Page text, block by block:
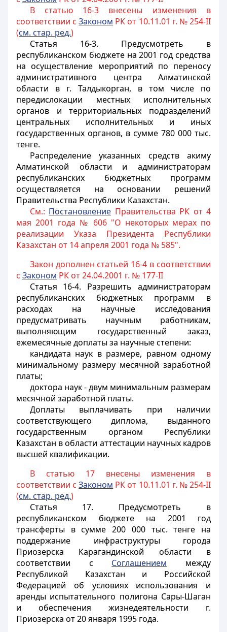
В статью 16-3 внесены изменения в
соответствии сЗаконом РК от 10.11.01 г. № 254-II
(см. стар. ред.)
Статья 16-3. Предусмотреть в
республиканском бюджете на 2001 год средства
на осуществление мероприятий по переносу
административного центра Алматинской
области в г. Талдыкорган, в том числе по
передислокации местных исполнительных
органов и территориальных подразделений
центральных исполнительных и иных
государственных органов, в сумме 780 000 тыс.
тенге.
Распределение указанных средств акиму
Алматинской области и администраторам
республиканских бюджетных программ
осуществляется на основании решений
Правительства Республики Казахстан.
См.: Постановление Правительства РК от 4
мая 2001 года № 606 "О некоторых мерах по
реализации Указа Президента Республики
Казахстан от 14 апреля 2001 года № 585".
Закон дополнен статьей 16-4 в соответствии
с Законом РК от 24.04.2001 г. № 177-II
Статья 16-4. Разрешить администраторам
республиканских бюджетных программ в
расходах на научные исследования
предусматривать научным работникам,
выполняющим государственный заказ,
ежемесячные доплаты за научные степени:
кандидата наук в размере, равном одному
минимальному размеру месячной заработной
платы;
доктора наук - двум минимальным размерам
месячной заработной платы.
Доплаты выплачивать при наличии
соответствующего диплома, выданного
государственным органом Республики
Казахстан в области аттестации научных кадров
высшей квалификации.
В статью 17 внесены изменения в
соответствии сЗаконом РК от 10.11.01 г. № 254-II
(см. стар. ред.)
Статья 17. Предусмотреть в
республиканском бюджете на 2001 год
трансферты в сумме 200 000 тыс. тенге на
поддержание инфраструктуры города
Приозерска Карагандинской области в
соответствии с Соглашением между
Республикой Казахстан и Российской
Федерацией об условиях использования и
аренды испытательного полигона Сары-Шаган
и обеспечения жизнедеятельности г.
Приозерска от 20 января 1995 года.